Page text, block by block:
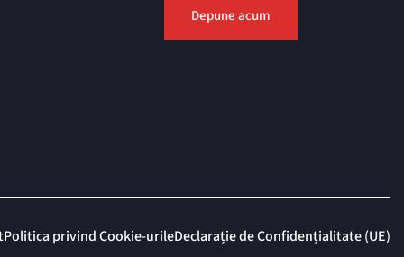
Depune acum
Politica privind Cookie-urileDeclarație de Confidențialitate (UE)